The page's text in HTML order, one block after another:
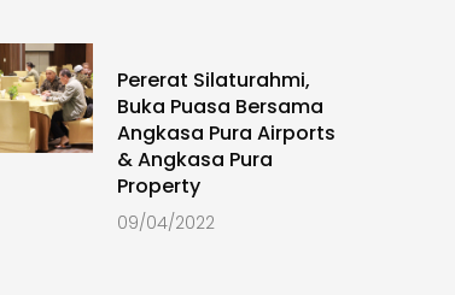
Pererat Silaturahmi,
Buka Puasa Bersama
Angkasa Pura Airports
& Angkasa Pura
Property
09/04/2022